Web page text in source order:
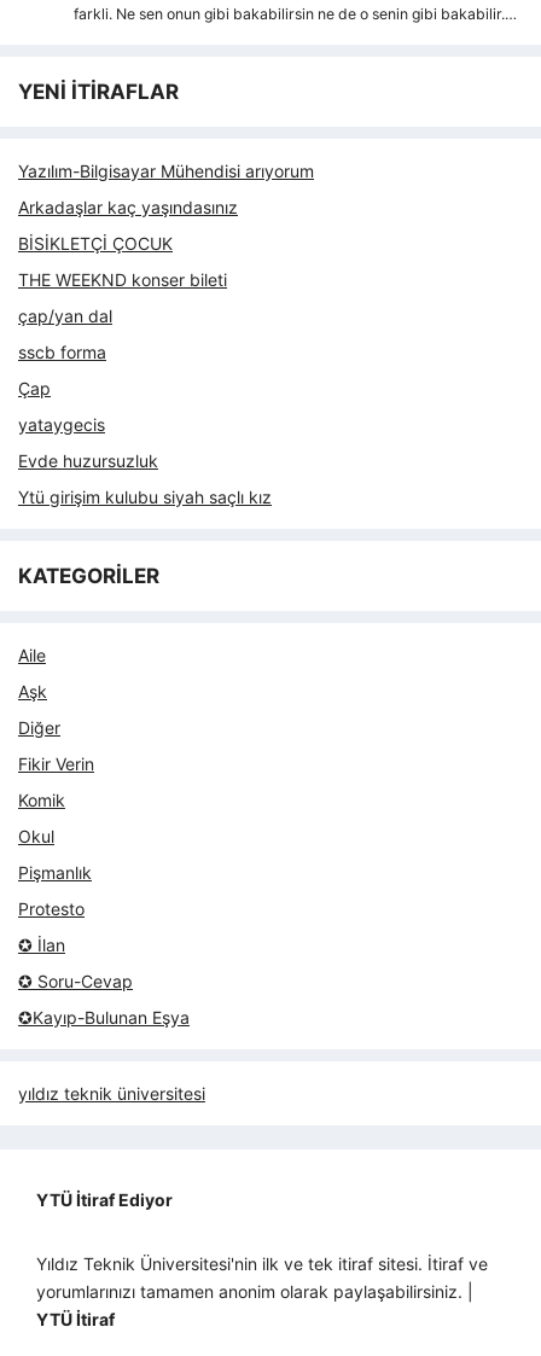
farkli. Ne sen onun gibi bakabilirsin ne de o senin gibi bakabilir.…
YENİ İTİRAFLAR
Yazılım-Bilgisayar Mühendisi arıyorum
Arkadaşlar kaç yaşındasınız
BİSİKLETÇİ ÇOCUK
THE WEEKND konser bileti
çap/yan dal
sscb forma
Çap
yataygecis
Evde huzursuzluk
Ytü girişim kulubu siyah saçlı kız
KATEGORİLER
Aile
Aşk
Diğer
Fikir Verin
Komik
Okul
Pişmanlık
Protesto
✪ İlan
✪ Soru-Cevap
✪Kayıp-Bulunan Eşya
yıldız teknik üniversitesi
YTÜ İtiraf Ediyor
Yıldız Teknik Üniversitesi'nin ilk ve tek itiraf sitesi. İtiraf ve
yorumlarınızı tamamen anonim olarak paylaşabilirsiniz. |
YTÜ İtiraf